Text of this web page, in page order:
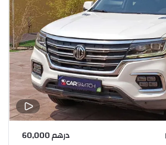
درهم 60,000